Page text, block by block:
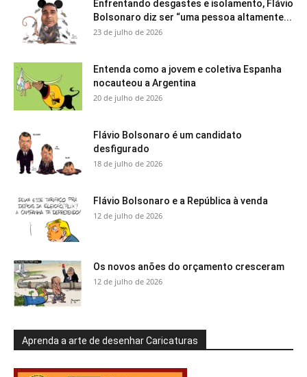
Enfrentando desgastes e isolamento, Flávio
Bolsonaro diz ser “uma pessoa altamente...
23 de julho de 2026
Entenda como a jovem e coletiva Espanha
nocauteou a Argentina
20 de julho de 2026
Flávio Bolsonaro é um candidato
desfigurado
18 de julho de 2026
Flávio Bolsonaro e a República à venda
12 de julho de 2026
Os novos anões do orçamento cresceram
12 de julho de 2026
Aprenda a arte de desenhar Caricaturas